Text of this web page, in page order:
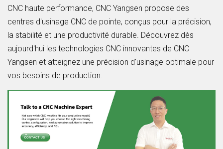
CNC haute performance, CNC Yangsen propose des
centres d'usinage CNC de pointe, conçus pour la précision,
la stabilité et une productivité durable. Découvrez dès
aujourd'hui les technologies CNC innovantes de CNC
Yangsen et atteignez une précision d'usinage optimale pour
vos besoins de production.